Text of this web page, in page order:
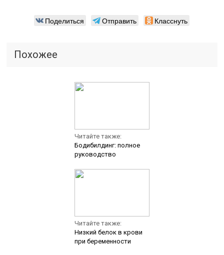
Поделиться Отправить Класснуть
Похожее
Читайте также:
Бодибилдинг: полное
руководство
Читайте также:
Низкий белок в крови
при беременности